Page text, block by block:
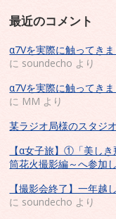
最近のコメント
α7Vを実際に触ってき
に soundecho より
α7Vを実際に触ってき
に MM より
某ラジオ局様のスタジ
【α女子旅】①「美し
筒花火撮影編～へ参加
【撮影会終了】一年越
に soundecho より